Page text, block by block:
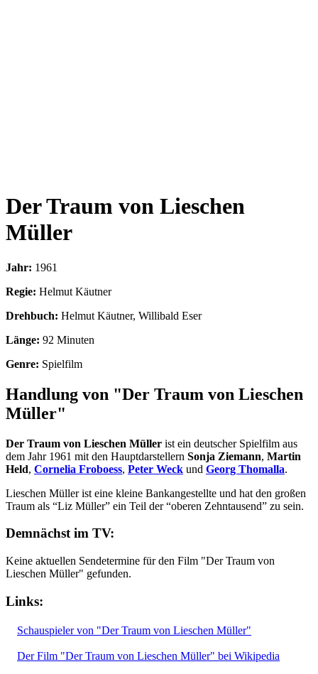
Der Traum von Lieschen
Müller
Jahr: 1961
Regie: Helmut Käutner
Drehbuch: Helmut Käutner, Willibald Eser
Länge: 92 Minuten
Genre: Spielfilm
Handlung von "Der Traum von Lieschen
Müller"
Der Traum von Lieschen Müller ist ein deutscher Spielfilm aus
dem Jahr 1961 mit den Hauptdarstellern Sonja Ziemann, Martin
Held, Cornelia Froboess, Peter Weck und Georg Thomalla.
Lieschen Müller ist eine kleine Bankangestellte und hat den großen
Traum als “Liz Müller” ein Teil der “oberen Zehntausend” zu sein.
Demnächst im TV:
Keine aktuellen Sendetermine für den Film "Der Traum von
Lieschen Müller" gefunden.
Links:
Schauspieler von "Der Traum von Lieschen Müller"
Der Film "Der Traum von Lieschen Müller" bei Wikipedia